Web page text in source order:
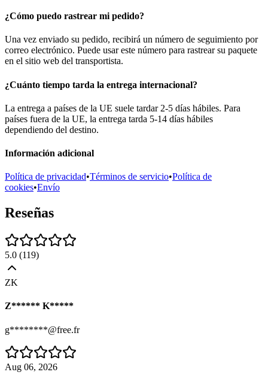
¿Cómo puedo rastrear mi pedido?
Una vez enviado su pedido, recibirá un número de seguimiento por
correo electrónico. Puede usar este número para rastrear su paquete
en el sitio web del transportista.
¿Cuánto tiempo tarda la entrega internacional?
La entrega a países de la UE suele tardar 2-5 días hábiles. Para
países fuera de la UE, la entrega tarda 5-14 días hábiles
dependiendo del destino.
Información adicional
Política de privacidad•Términos de servicio•Política de
cookies•Envío
Reseñas
5.0 (119)
ZK
Z****** K*****
g********@free.fr
Aug 06, 2026